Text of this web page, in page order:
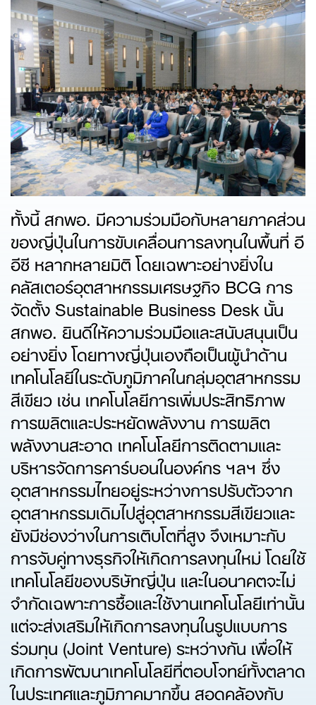
ทั้งนี้ สกพอ. มีความร่วมมือกับหลายภาคส่วน
ของญี่ปุ่นในการขับเคลื่อนการลงทุนในพื้นที่ อี
อีซี หลากหลายมิติ โดยเฉพาะอย่างยิ่งใน
คลัสเตอร์อุตสาหกรรมเศรษฐกิจ BCG การ
จัดตั้ง Sustainable Business Desk นั้น
สกพอ. ยินดีให้ความร่วมมือและสนับสนุนเป็น
อย่างยิ่ง โดยทางญี่ปุ่นเองถือเป็นผู้นำด้าน
เทคโนโลยีในระดับภูมิภาคในกลุ่มอุตสาหกรรม
สีเขียว เช่น เทคโนโลยีการเพิ่มประสิทธิภาพ
การผลิตและประหยัดพลังงาน การผลิต
พลังงานสะอาด เทคโนโลยีการติดตามและ
บริหารจัดการคาร์บอนในองค์กร ฯลฯ ซึ่ง
อุตสาหกรรมไทยอยู่ระหว่างการปรับตัวจาก
อุตสาหกรรมเดิมไปสู่อุตสาหกรรมสีเขียวและ
ยังมีช่องว่างในการเติบโตที่สูง จึงเหมาะกับ
การจับคู่ทางธุรกิจให้เกิดการลงทุนใหม่ โดยใช้
เทคโนโลยีของบริษัทญี่ปุ่น และในอนาคตจะไม่
จำกัดเฉพาะการซื้อและใช้งานเทคโนโลยีเท่านั้น
แต่จะส่งเสริมให้เกิดการลงทุนในรูปแบบการ
ร่วมทุน (Joint Venture) ระหว่างกัน เพื่อให้
เกิดการพัฒนาเทคโนโลยีที่ตอบโจทย์ทั้งตลาด
ในประเทศและภูมิภาคมากขึ้น สอดคล้องกับ